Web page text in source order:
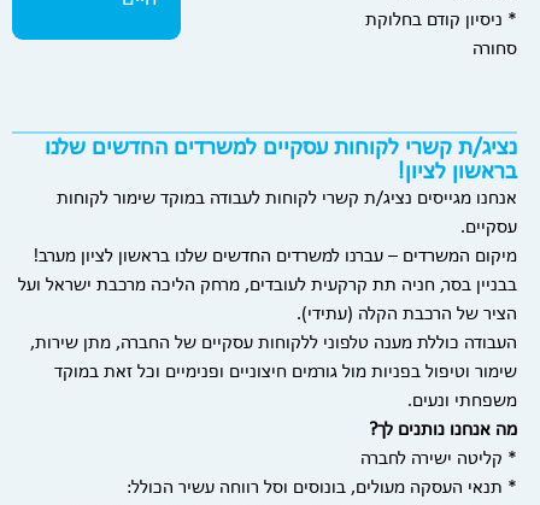
* ניסיון קודם בחלוקת
סחורה
נציג/ת קשרי לקוחות עסקיים למשרדים החדשים שלנו
בראשון לציון!
אנחנו מגייסים נציג/ת קשרי לקוחות לעבודה במוקד שימור לקוחות
עסקיים.
מיקום המשרדים – עברנו למשרדים החדשים שלנו בראשון לציון מערב!
בבניין בסר, חניה תת קרקעית לעובדים, מרחק הליכה מרכבת ישראל ועל
הציר של הרכבת הקלה (עתידי).
העבודה כוללת מענה טלפוני ללקוחות עסקיים של החברה, מתן שירות,
שימור וטיפול בפניות מול גורמים חיצוניים ופנימיים וכל זאת במוקד
משפחתי ונעים.
מה אנחנו נותנים לך?
* קליטה ישירה לחברה
* תנאי העסקה מעולים, בונוסים וסל רווחה עשיר הכולל: